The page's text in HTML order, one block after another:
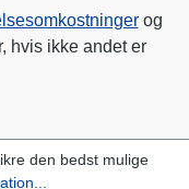
og
hvis ikke andet er
den bedst mulige